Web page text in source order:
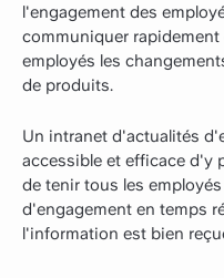
l'engagement des
communiquer
employés les
de produits.
Un intranet d'actualités
accessible et efficace d'y
de tenir tous les
d'engagement en temps
l'information est bien